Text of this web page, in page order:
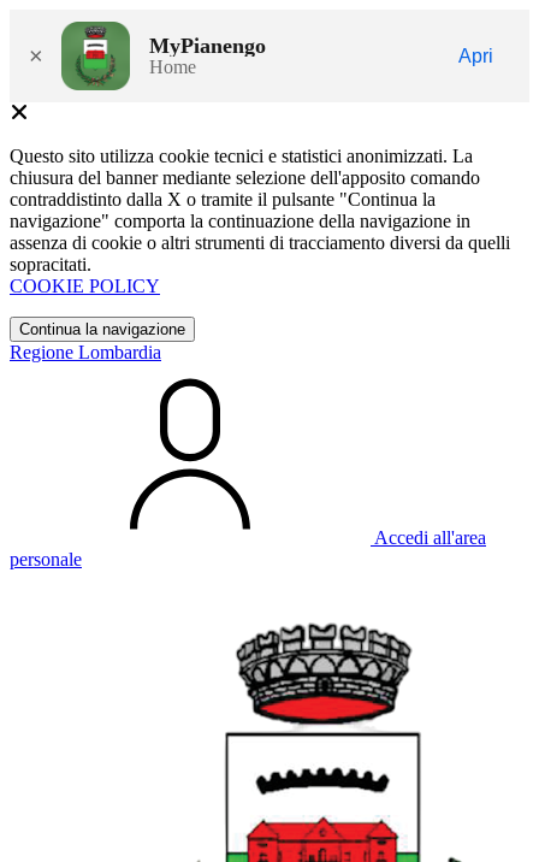
× MyPianengo
Home
Apri
Questo sito utilizza cookie tecnici e statistici anonimizzati. La
chiusura del banner mediante selezione dell'apposito comando
contraddistinto dalla X o tramite il pulsante "Continua la
navigazione" comporta la continuazione della navigazione in
assenza di cookie o altri strumenti di tracciamento diversi da quelli
sopracitati.
COOKIE POLICY
Continua la navigazione
Regione Lombardia
Accedi all'area
personale